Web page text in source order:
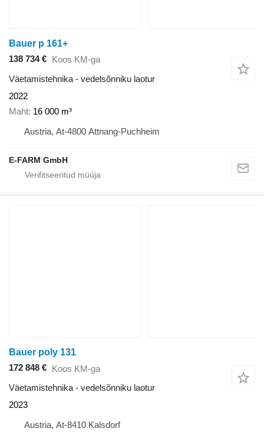
Bauer p 161+
138 734 € Koos KM-ga
Väetamistehnika - vedelsõnniku laotur
2022
Maht 16 000 m³
Austria, At-4800 Attnang-Puchheim
E-FARM GmbH
Bauer poly 131
172 848 € Koos KM-ga
Väetamistehnika - vedelsõnniku laotur
2023
Austria, At-8410 Kalsdorf